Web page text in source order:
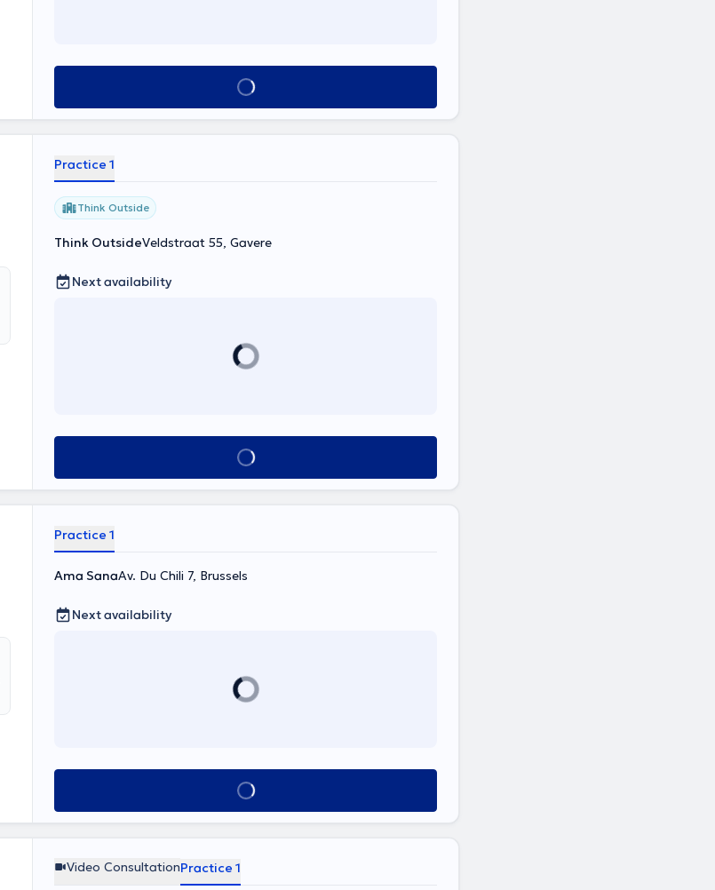
See all
Practice 1
Think Outside
Think OutsideVeldstraat 55, Gavere
Next availability
See all
Practice 1
Ama SanaAv. Du Chili 7, Brussels
Next availability
See all
Video ConsultationPractice 1